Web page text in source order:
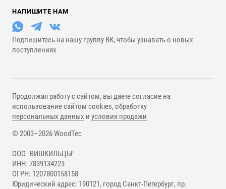
НАПИШИТЕ НАМ
Подпишитесь на нашу группу ВК, чтобы узнавать о новых
поступлениях
© 2003–2026 WoodTec
ООО "ВИШКИЛЬЦЫ"
ИНН: 7839134223
ОГРН: 1207800158158
Юридический адрес: 190121, город Санкт-Петербург, пр.
Продолжая работу с сайтом, вы даете согласие на
использование сайтом cookies, обработку
персональных данных и условия продажи